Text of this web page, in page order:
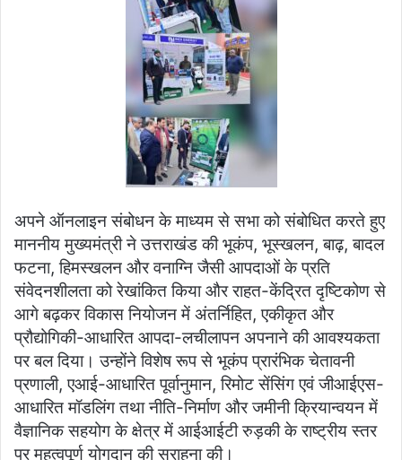
अपने ऑनलाइन संबोधन के माध्यम से सभा को संबोधित करते हुए
माननीय मुख्यमंत्री ने उत्तराखंड की भूकंप, भूस्खलन, बाढ़, बादल
फटना, हिमस्खलन और वनाग्नि जैसी आपदाओं के प्रति
संवेदनशीलता को रेखांकित किया और राहत-केंद्रित दृष्टिकोण से
आगे बढ़कर विकास नियोजन में अंतर्निहित, एकीकृत और
प्रौद्योगिकी-आधारित आपदा-लचीलापन अपनाने की आवश्यकता
पर बल दिया। उन्होंने विशेष रूप से भूकंप प्रारंभिक चेतावनी
प्रणाली, एआई-आधारित पूर्वानुमान, रिमोट सेंसिंग एवं जीआईएस-
आधारित मॉडलिंग तथा नीति-निर्माण और जमीनी क्रियान्वयन में
वैज्ञानिक सहयोग के क्षेत्र में आईआईटी रुड़की के राष्ट्रीय स्तर
पर महत्वपूर्ण योगदान की सराहना की।